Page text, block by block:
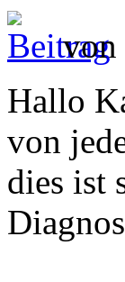
von
Hallo
von
dies ist